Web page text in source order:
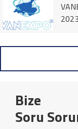
2023
Bize
Soru